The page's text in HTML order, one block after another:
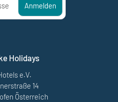
Anmelden
Holidays
e.V.
14
Österreich